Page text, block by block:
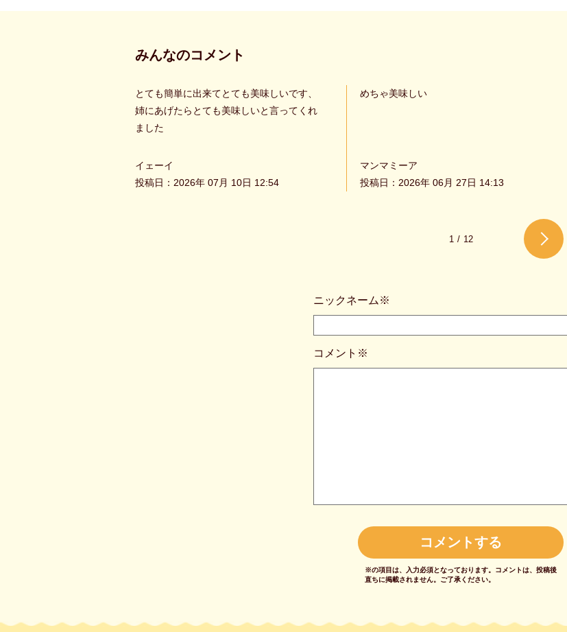
みんなのコメント
とても簡単に出来てとても美味しいです、
姉にあげたらとても美味しいと言ってくれ
ました
イェーイ
投稿日：2026年 07月 10日 12:54
めちゃ美味しい
マンマミーア
投稿日：2026年 06月 27日 14:13
1 / 12
ニックネーム※
コメント※
※の項目は、入力必須となっております。 コメントは、投稿後
直ちに掲載されません。 ご了承ください。